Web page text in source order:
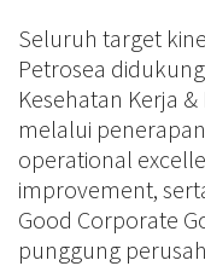
Seluruh target
Petrosea
Kesehatan Kerja
melalui
operational
improvement,
Good Corporate
punggung